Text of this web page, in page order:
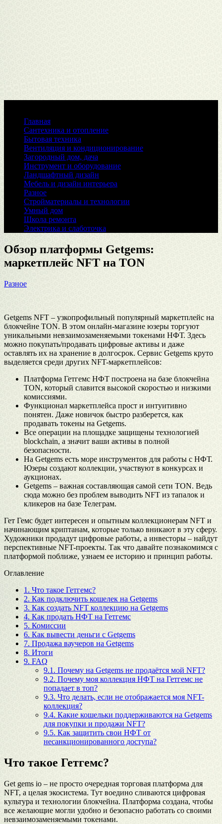
Главная
Сантехника и отопление
Бытовая техника
Вентиляция и кондиционирование
Загородный дом, дача
Инструмент и оборудование
Ландшафтный дизайн
Мебель и дизайн интерьера
Разное
Стройматериалы и технологии
Умный дом
Школа ремонта
Электрика и слаботочка
Обзор платформы Getgems:
маркетплейс NFT на TON
Разное
Getgems NFT – узкопрофильный популярный маркетплейс на
блокчейне TON. В этом онлайн-магазине юзеры торгуют
уникальными невзаимозаменяемыми токенами НФТ. Здесь
можно покупать/продавать цифровые активы и даже
оставлять их на хранение в долгосрок. Сервис Getgems круто
выделяется среди других NFT-маркетплейсов:
Платформа Гетгемс НФТ построена на базе блокчейна
TON, который славится высокой скоростью и низкими
комиссиями.
Функционал маркетплейса прост и интуитивно
понятен. Даже новичок быстро разберется, как
продавать токены на Getgems.
Все операции на площадке защищены технологией
blockchain, а значит ваши активы в полной
безопасности.
На Getgems есть море инструментов для работы с НФТ.
Юзеры создают коллекции, участвуют в конкурсах и
аукционах.
Getgems – важная составляющая самой сети TON. Ведь
сюда можно без проблем выводить NFT из тапалок и
кликеров на базе Телеграм.
Гет Гемс будет интересен и опытным коллекционерам NFT и
начинающим криптанам, которые только вникают в эту сферу.
Художники продадут цифровые работы, а инвесторы – найдут
перспективные NFT-проекты. Так что давайте познакомимся с
платформой поближе, узнаем ее историю и принцип работы.
Оглавление
1. Что такое Гетгемс?
2. Как подключить кошелек на Getgems
3. Как создать NFT коллекцию на Getgems
4. Как продать НФТ на Гетгемс
5. Комиссии
6. Как вывести деньги с Getgems
7. Продажа ваучеров на Getgems
8. Итоги
9. FAQ
9.1. Почему на Getgems не продаётся мой NFT?
9.2. Почему моя коллекция НФТ на Гетгемс не
попадает в топ?
9.3. Что делать, если не отображается моя NFT-
коллекция?
9.4. Какие кошельки поддерживаются на Getgems
для покупки и продажи NFT?
9.5. Как защитить свои НФТ от
несанкционированного доступа?
Что такое Гетгемс?
Get gems io – не просто очередная торговая платформа для
NFT, а целая экосистема. Тут воедино сливаются цифровая
культура и технологии блокчейна. Платформа создана, чтобы
все желающие могли удобно и безопасно работать со своими
невзаимозаменяемыми токенами.